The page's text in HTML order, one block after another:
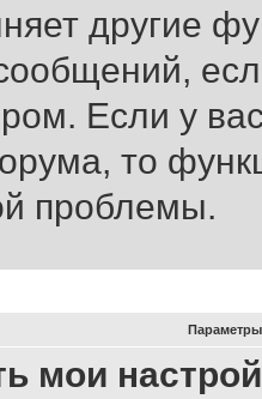
другие
Если у
то
проблемы.
Параметры
мои